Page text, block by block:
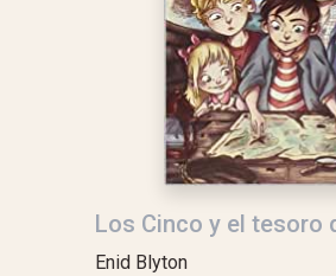
Los Cinco y el tesoro
Enid Blyton